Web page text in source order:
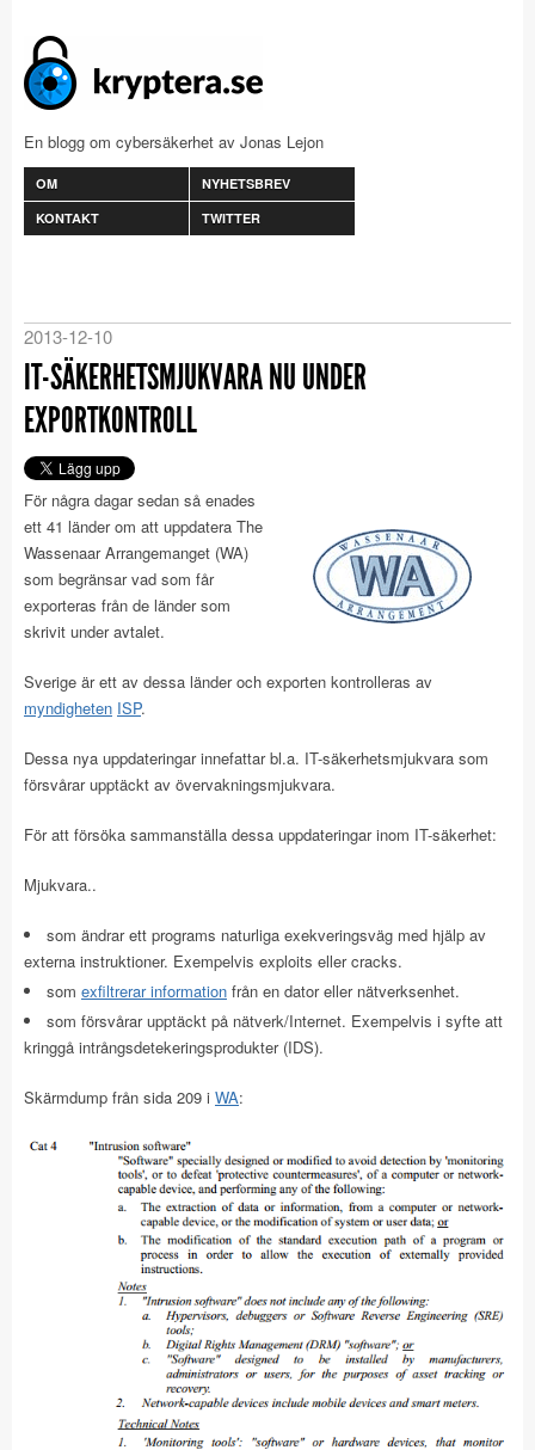
En blogg om cybersäkerhet av Jonas Lejon
OM
NYHETSBREV
KONTAKT
TWITTER
2013-12-10
IT-SÄKERHETSMJUKVARA NU UNDER
EXPORTKONTROLL
För några dagar sedan så enades
ett 41 länder om att uppdatera The
Wassenaar Arrangemanget (WA)
som begränsar vad som får
exporteras från de länder som
skrivit under avtalet.
Sverige är ett av dessa länder och exporten kontrolleras av
myndigheten ISP.
Dessa nya uppdateringar innefattar bl.a. IT-säkerhetsmjukvara som
försvårar upptäckt av övervakningsmjukvara.
För att försöka sammanställa dessa uppdateringar inom IT-säkerhet:
Mjukvara..
som ändrar ett programs naturliga exekveringsväg med hjälp av
externa instruktioner. Exempelvis exploits eller cracks.
som exfiltrerar information från en dator eller nätverksenhet.
som försvårar upptäckt på nätverk/Internet. Exempelvis i syfte att
kringgå intrångsdetekeringsprodukter (IDS).
Skärmdump från sida 209 i WA: